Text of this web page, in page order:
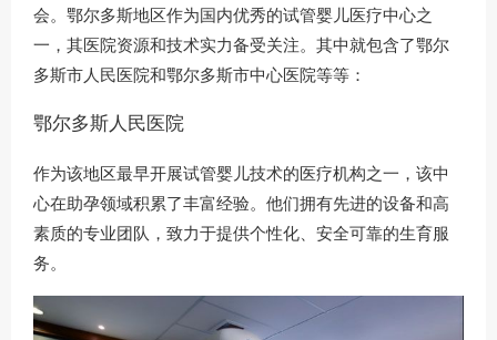
会。鄂尔多斯地区作为国内优秀的试管婴儿医疗中心之
一，其医院资源和技术实力备受关注。其中就包含了鄂尔
多斯市人民医院和鄂尔多斯市中心医院等等：
鄂尔多斯人民医院
作为该地区最早开展试管婴儿技术的医疗机构之一，该中
心在助孕领域积累了丰富经验。他们拥有先进的设备和高
素质的专业团队，致力于提供个性化、安全可靠的生育服
务。